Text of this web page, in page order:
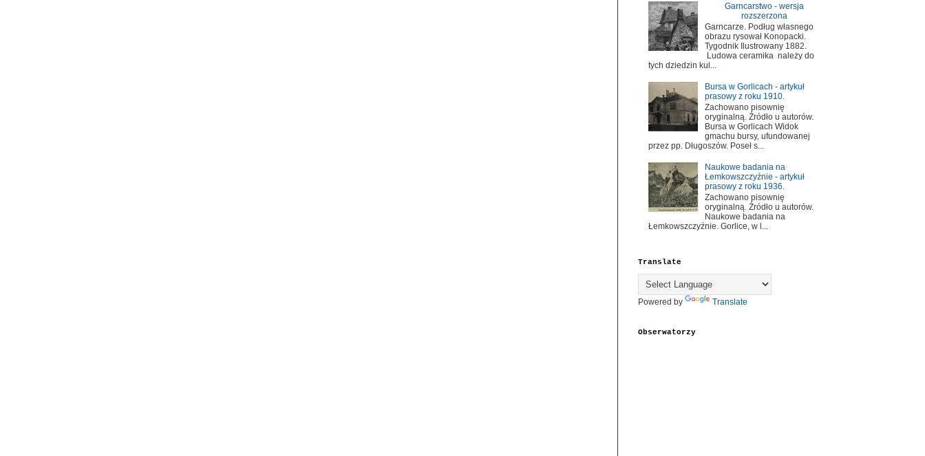
Garncarstwo - wersja
rozszerzona
Garncarze. Podług własnego
obrazu rysował Konopacki.
Tygodnik Ilustrowany 1882.
Ludowa ceramika należy do
tych dziedzin kul...
Bursa w Gorlicach - artykuł
prasowy z roku 1910.
Zachowano pisownię
oryginalną. Źródło u autorów.
Bursa w Gorlicach Widok
gmachu bursy, ufundowanej
przez pp. Długoszów. Poseł s...
Naukowe badania na
Łemkowszczyźnie - artykuł
prasowy z roku 1936.
Zachowano pisownię
oryginalną. Źródło u autorów.
Naukowe badania na
Łemkowszczyźnie. Gorlice, w l...
Translate
Powered by Translate
Obserwatorzy